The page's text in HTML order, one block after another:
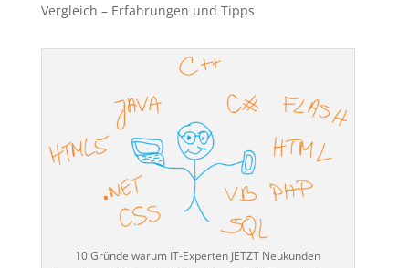
Vergleich – Erfahrungen und Tipps
10 Gründe warum IT-Experten JETZT Neukunden